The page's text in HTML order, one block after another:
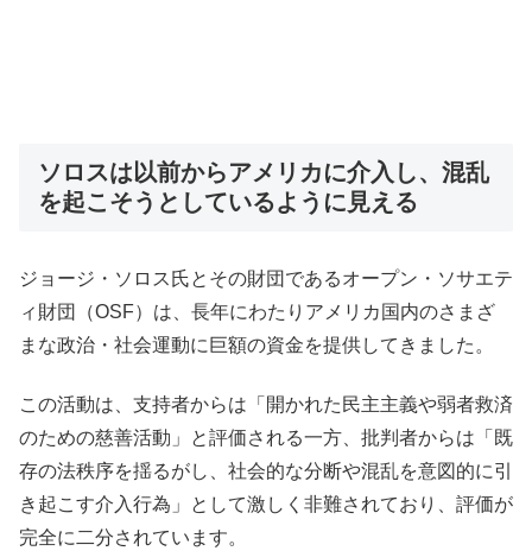
ソロスは以前からアメリカに介入し、混乱
を起こそうとしているように見える
ジョージ・ソロス氏とその財団であるオープン・ソサエテ
ィ財団（OSF）は、長年にわたりアメリカ国内のさまざ
まな政治・社会運動に巨額の資金を提供してきました。
この活動は、支持者からは「開かれた民主主義や弱者救済
のための慈善活動」と評価される一方、批判者からは「既
存の法秩序を揺るがし、社会的な分断や混乱を意図的に引
き起こす介入行為」として激しく非難されており、評価が
完全に二分されています。